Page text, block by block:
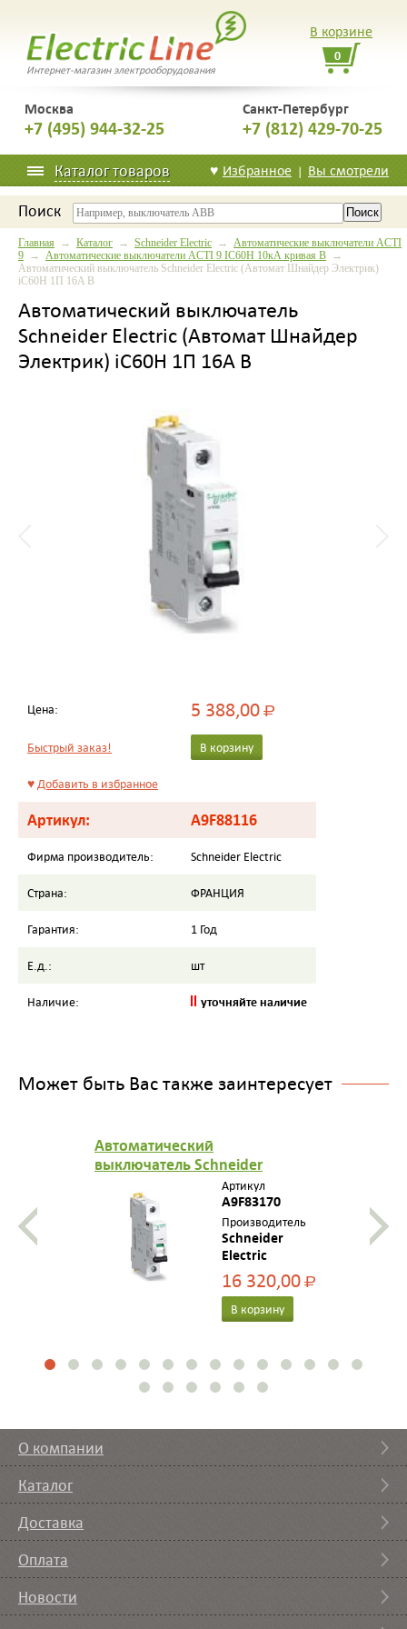
Интернет-магазин электрооборудования
Москва
+7 (495) 944-32-25
Санкт-Петербург
+7 (812) 429-70-25
В корзине
0
Каталог товаров ♥ Избранное | Вы смотрели
Поиск
Главная → Каталог → Schneider Electric → Автоматические выключатели ACTI
9 → Автоматические выключатели ACTI 9 IC60H 10кА кривая B →
Автоматический выключатель Schneider Electric (Автомат Шнайдер Электрик)
iC60H 1П 16A B
Автоматический выключатель
Schneider Electric (Автомат Шнайдер
Электрик) iC60H 1П 16A B
Цена: 5 388,00Р
Быстрый заказ! В корзину
♥Добавить в избранное
Артикул: A9F88116
Фирма производитель: Schneider Electric
Страна: ФРАНЦИЯ
Гарантия: 1 Год
Е.д.: шт
Наличие: уточняйте наличие
Может быть Вас также заинтересует
Автоматический
выключатель Schneider
Electric (Автомат Шнайдер
Электрик) iC60H 1П 0,5A B
Артикул
A9F83170
Производитель
Schneider
Electric
16 320,00Р
В корзину
О компании
Каталог
Доставка
Оплата
Новости